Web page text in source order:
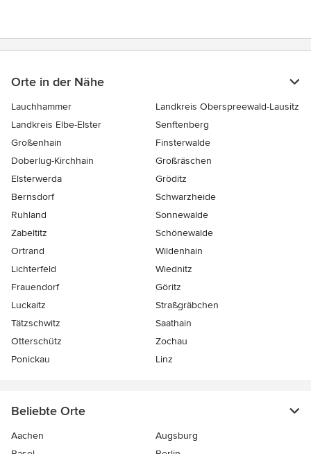
Orte in der Nähe
Lauchhammer
Landkreis Oberspreewald-Lausitz
Landkreis Elbe-Elster
Senftenberg
Großenhain
Finsterwalde
Doberlug-Kirchhain
Großräschen
Elsterwerda
Gröditz
Bernsdorf
Schwarzheide
Ruhland
Sonnewalde
Zabeltitz
Schönewalde
Ortrand
Wildenhain
Lichterfeld
Wiednitz
Frauendorf
Göritz
Luckaitz
Straßgräbchen
Tätzschwitz
Saathain
Otterschütz
Zochau
Ponickau
Linz
Beliebte Orte
Aachen
Augsburg